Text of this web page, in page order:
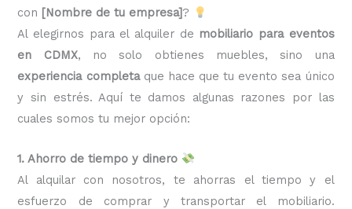
con [Nombre de tu empresa]?
Al elegirnos para el alquiler de mobiliario para eventos
en CDMX, no solo obtienes muebles, sino una
experiencia completaque hace que tu evento sea único
y sin estrés. Aquí te damos algunas razones por las
cuales somos tu mejor opción:
1. Ahorro de tiempo y dinero
Al alquilar con nosotros, te ahorras el tiempo y el
esfuerzo de comprar y transportar el mobiliario.